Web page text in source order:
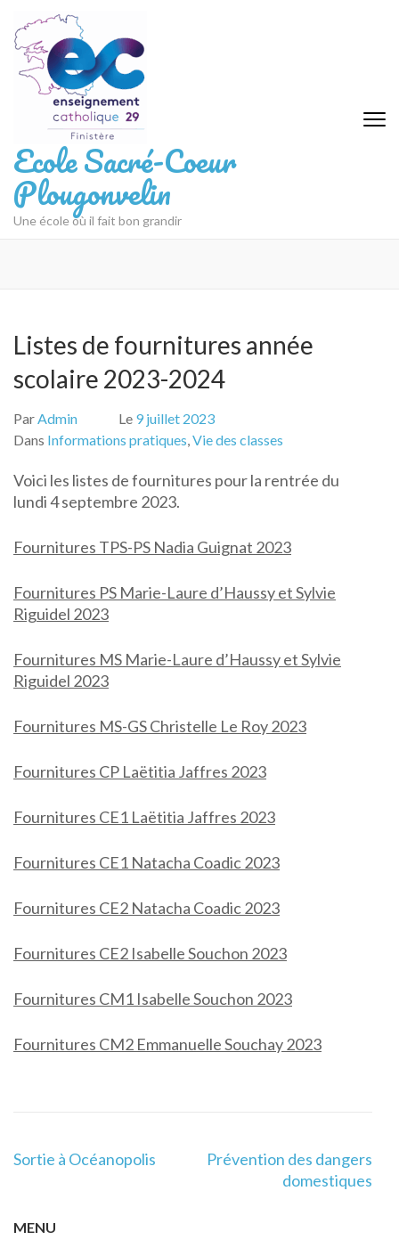
au
contenu
(Pressez
Entrée)
Ecole Sacré-Coeur
Plougonvelin
Une école où il fait bon grandir
Listes de fournitures année
scolaire 2023-2024
ParAdmin Le 9 juillet 2023
Dans Informations pratiques,Vie des classes
Voici les listes de fournitures pour la rentrée du
lundi 4 septembre 2023.
Fournitures TPS-PS Nadia Guignat 2023
Fournitures PS Marie-Laure d’Haussy et Sylvie
Riguidel 2023
Fournitures MS Marie-Laure d’Haussy et Sylvie
Riguidel 2023
Fournitures MS-GS Christelle Le Roy 2023
Fournitures CP Laëtitia Jaffres 2023
Fournitures CE1 Laëtitia Jaffres 2023
Fournitures CE1 Natacha Coadic 2023
Fournitures CE2 Natacha Coadic 2023
Fournitures CE2 Isabelle Souchon 2023
Fournitures CM1 Isabelle Souchon 2023
Fournitures CM2 Emmanuelle Souchay 2023
Navigation
Sortie à Océanopolis
Prévention des dangers
domestiques
MENU